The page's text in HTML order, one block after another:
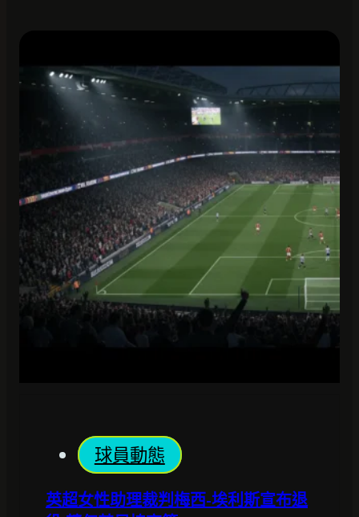
球員動態
英超女性助理裁判梅西-埃利斯宣布退